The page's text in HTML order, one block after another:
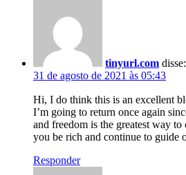
tinyurl.com disse:
31 de agosto de 2021 às 05:43
Hi, I do think this is an excellent
I’m going to return once again
and freedom is the greatest way to
you be rich and continue to guide
Responder